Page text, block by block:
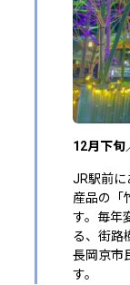
12月下旬
JR駅前に
産品の「
す。毎年
る、街路
長岡京市
す。